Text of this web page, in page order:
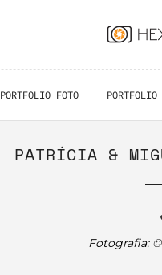
PORTFOLIO FOTO
PATRÍCIA &
Fotografia: